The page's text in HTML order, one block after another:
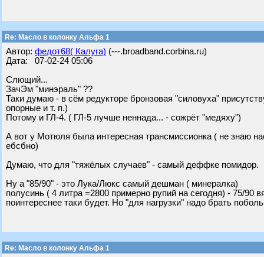
Re: Масло в колонку Альфа 1
Автор: федот68( Калуга) (---.broadband.corbina.ru)
Дата: 07-02-24 05:06
Слющий...
ЗачЭм "минэраль" ??
Таки думаю - в сём редукторе бронзовая "силовуха"
опорные и т. п.)
Потому и ГЛ-4. ( ГЛ-5 лучше неннада... - сожрёт "медяху")
А вот у Мотюля была интересная трансмиссионка ( не знаю
ебсбно)
Думаю, что для "тяжёлых случаев" - самый деффке помидор.
Ну а "85/90" - это Лука/Люкс самый дешман ( минералка)
полусинь ( 4 литра =2800 примерно рупий на сегодня) - 75/90
поинтереснее таки будет. Но "для нагрузки" надо брать
Re: Масло в колонку Альфа 1